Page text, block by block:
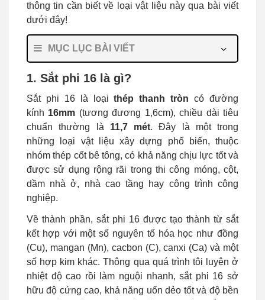
thông tin cần biết về loại vật liệu này qua bài viết
dưới đây!
MỤC LỤC BÀI VIẾT
1. Sắt phi 16 là gì?
Sắt phi 16 là loạithép thanh tròn có đường
kính 16mm (tương đương 1,6cm), chiều dài tiêu
chuẩn thường là 11,7 mét. Đây là một trong
những loại vật liệu xây dựng phổ biến, thuộc
nhóm thép cốt bê tông, có khả năng chịu lực tốt và
được sử dụng rộng rãi trong thi công móng, cột,
dầm nhà ở, nhà cao tầng hay công trình công
nghiệp.
Về thành phần, sắt phi 16 được tạo thành từ sắt
kết hợp với một số nguyên tố hóa học như đồng
(Cu), mangan (Mn), cacbon (C), canxi (Ca) và một
số hợp kim khác. Thông qua quá trình tôi luyện ở
nhiệt độ cao rồi làm nguội nhanh, sắt phi 16 sở
hữu độ cứng cao, khả năng uốn dẻo tốt và độ bền